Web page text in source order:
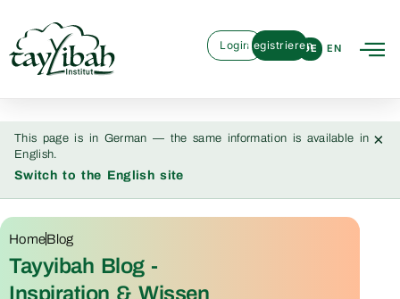
DE EN
LoginRegistrieren
This page is in German — the same information is available in
English.
Switch to the English site
×
HomeBlog
Tayyibah Blog -
Inspiration & Wissen